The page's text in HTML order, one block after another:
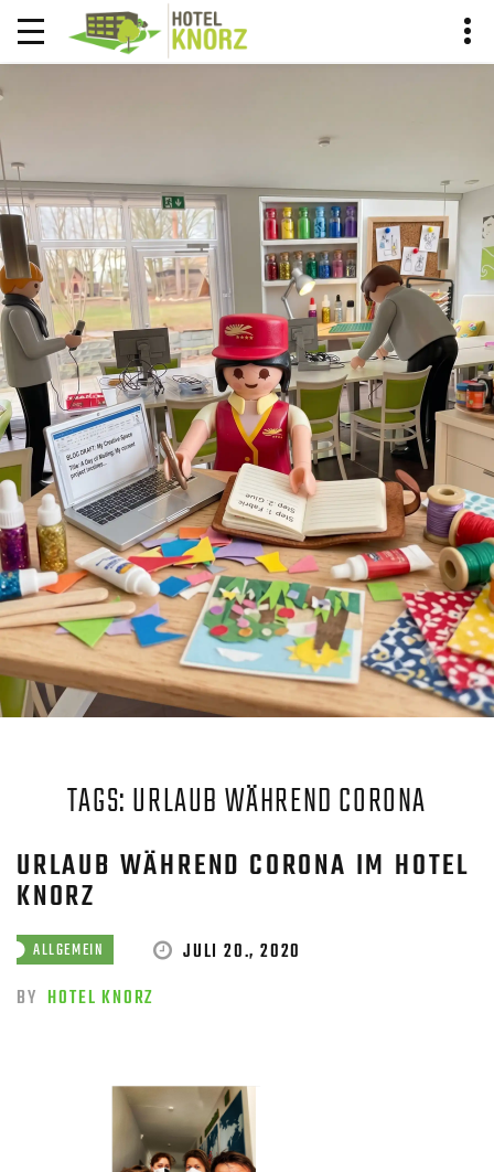
KNORCIERGE BLOG
HOME BLOG
TAGS: URLAUB WÄHREND CORONA
URLAUB WÄHREND CORONA IM HOTEL
KNORZ
ALLGEMEIN
JULI 20., 2020
BY HOTEL KNORZ